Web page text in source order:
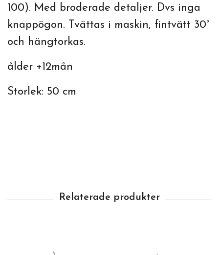
100). Med broderade detaljer. Dvs inga
knappögon. Tvättas i maskin, fintvätt 30°
och hängtorkas.
ålder +12mån
Storlek: 50 cm